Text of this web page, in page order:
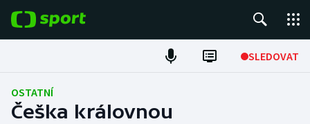
SLEDOVAT
Fotbal
Hokej
OSTATNÍ
Češka královnou